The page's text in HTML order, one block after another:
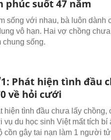
phúc suốt 47 năm
sống với nhau, bà luôn dành
vô hạn. Hai vợ chồng
chung sống.
Phát hiện tình đầu
về hỏi cưới
hiện tình đầu chưa lấy chồng,
du học sinh Việt mất tích bí
cồn gây tai nạn làm 1 người